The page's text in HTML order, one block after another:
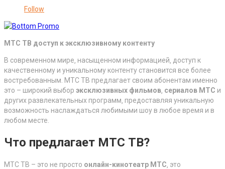
Follow
МТС ТВ доступ к эксклюзивному контенту
В современном мире‚ насыщенном информацией‚ доступ к
качественному и уникальному контенту становится все более
востребованным. МТС ТВ предлагает своим абонентам именно
это – широкий выбор эксклюзивных фильмов сериалов МТС и
других развлекательных программ‚ предоставляя уникальную
возможность наслаждаться любимыми шоу в любое время и в
любом месте.
Что предлагает МТС ТВ?
МТС ТВ – это не просто онлайн-кинотеатр МТС ‚ это